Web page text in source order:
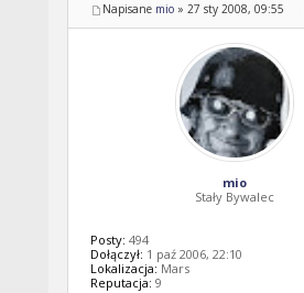
Napisane mio » 27 sty 2008, 09:55
mio
Stały Bywalec
Posty: 494
Dołączył: 1 paź 2006, 22:10
Lokalizacja: Mars
Reputacja: 9